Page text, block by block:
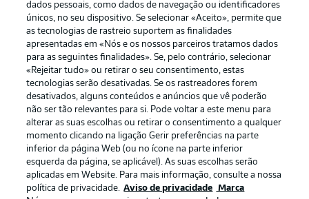
Publicidade Avisos legais
Gerir preferências Aviso de privacidade
Emissoras
Trabalhe conosco Marca
Contato Jogadores
dados pessoais, como dados de navegação ou identificadores
únicos, no seu dispositivo. Se selecionar «Aceito», permite que
as tecnologias de rastreio suportem as finalidades
apresentadas em «Nós e os nossos parceiros tratamos dados
para as seguintes finalidades». Se, pelo contrário, selecionar
«Rejeitar tudo» ou retirar o seu consentimento, estas
tecnologias serão desativadas. Se os rastreadores forem
desativados, alguns conteúdos e anúncios que vê poderão
não ser tão relevantes para si. Pode voltar a este menu para
alterar as suas escolhas ou retirar o consentimento a qualquer
momento clicando na ligação Gerir preferências na parte
inferior da página Web (ou no ícone na parte inferior
esquerda da página, se aplicável). As suas escolhas serão
aplicadas em Website. Para mais informação, consulte a nossa
política de privacidade. Aviso de privacidade Marca